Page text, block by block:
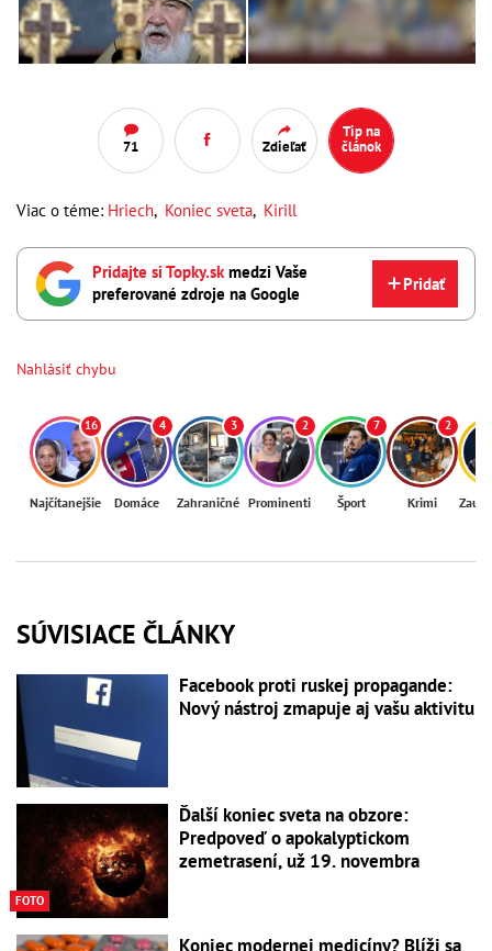
71 Zdieľať
Tip na
článok
Viac o téme: Hriech, Koniec sveta, Kirill
Pridajte si Topky.skmedzi Vaše
preferované zdroje na Google
Pridať
Nahlásiť chybu
16
Najčítanejšie
4
Domáce
3
Zahraničné
2
Prominenti
7
Šport
2
Krimi
SÚVISIACE ČLÁNKY
Facebook proti ruskej propagande:
Nový nástroj zmapuje aj vašu aktivitu
FOTO
Ďalší koniec sveta na obzore:
Predpoveď o apokalyptickom
zemetrasení, už 19. novembra
Koniec modernej medicíny? Blíži sa